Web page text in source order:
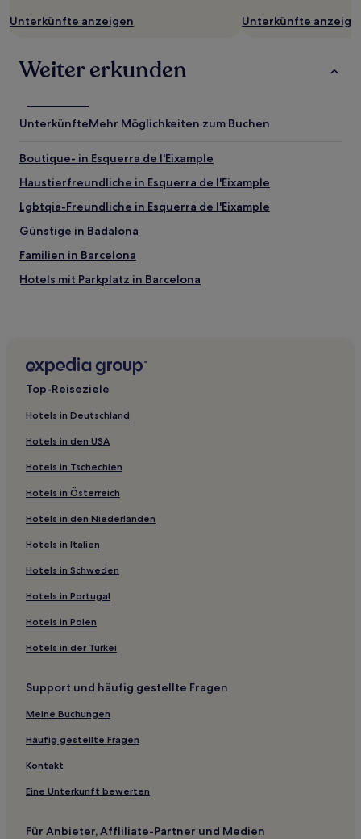
Unterkünfte anzeigen Unterkünfte
Weiter erkunden
UnterkünfteMehr Möglichkeiten zum Buchen
Boutique- in Esquerra de l'Eixample
Haustierfreundliche in Esquerra de l'Eixample
Lgbtqia-Freundliche in Esquerra de l'Eixample
Günstige in Badalona
Familien in Barcelona
Hotels mit Parkplatz in Barcelona
Luxus in Barcelona
Hotels mit Pool in Barcelona
Lgbtqia-Freundliche in Dreta de l'Eixample
Hotels mit Parkplatz in Dreta de l'Eixample
Familien in Dreta de l'Eixample
Hotels mit Wellnessbereich in Katalonien
Haustierfreundliche in Katalonien
Hotels mit Weingut in Katalonien
Strand in Katalonien
Ski in Katalonien
Hotels mit Küchenzeile in Katalonien
Hotels mit Fitnessbereich in Katalonien
Günstige in Katalonien
Hotels mit Pool in Katalonien
Familien in Katalonien
Luxus in Katalonien
Familien in Sant Gervasi
Haustierfreundliche nahe Rambla de Catalunya
Top-Reiseziele
Hotels in Deutschland
Hotels in den USA
Hotels in Tschechien
Hotels in Österreich
Hotels in den Niederlanden
Hotels in Italien
Hotels in Schweden
Hotels in Portugal
Hotels in Polen
Hotels in der Türkei
Support und häufig gestellte Fragen
Meine Buchungen
Häufig gestellte Fragen
Kontakt
Eine Unterkunft bewerten
Für Anbieter, Affliliate-Partner und Medien